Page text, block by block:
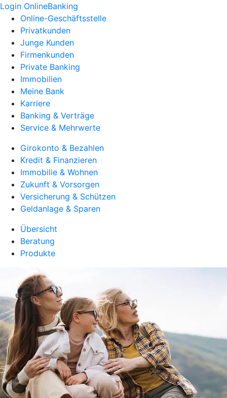
Login OnlineBanking
Online-Geschäftsstelle
Privatkunden
Junge Kunden
Firmenkunden
Private Banking
Immobilien
Meine Bank
Karriere
Banking & Verträge
Service & Mehrwerte
Girokonto & Bezahlen
Kredit & Finanzieren
Immobilie & Wohnen
Zukunft & Vorsorgen
Versicherung & Schützen
Geldanlage & Sparen
Übersicht
Beratung
Produkte